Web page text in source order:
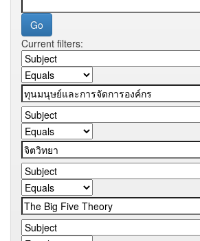
Current filters: